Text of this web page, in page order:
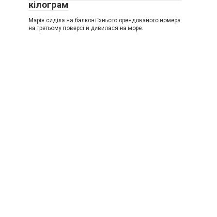
кілограм
Марія сиділа на балконі їхнього орендованого номера
на третьому поверсі й дивилася на море.